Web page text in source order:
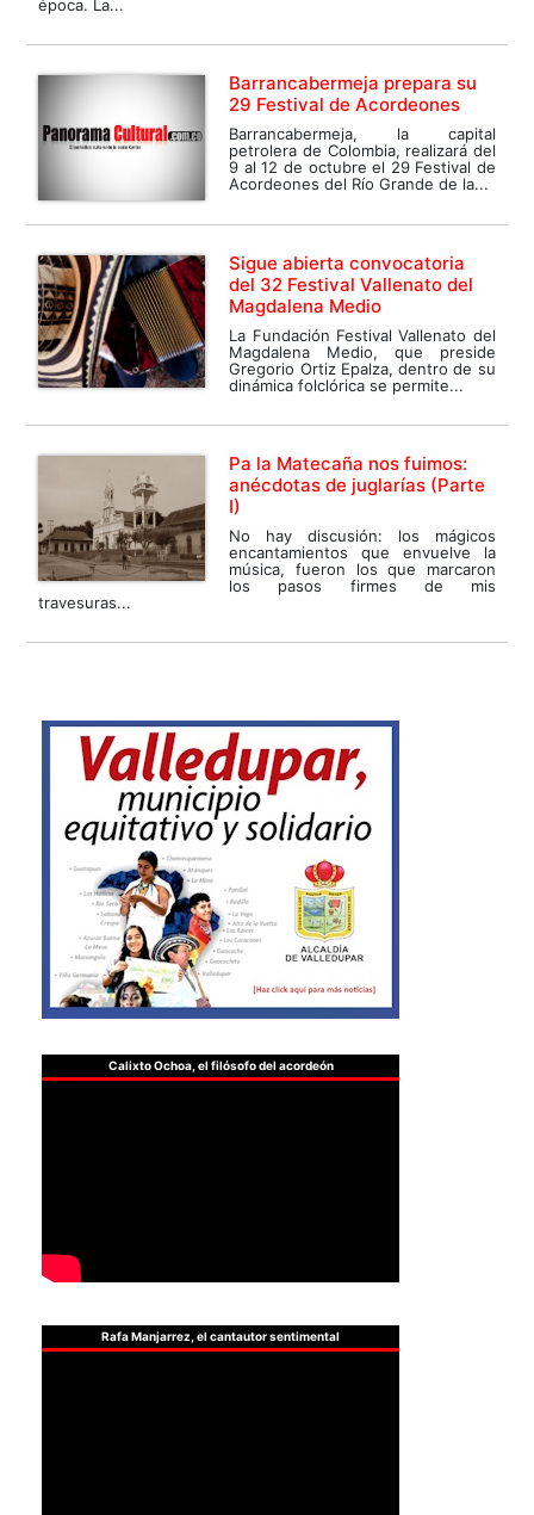
época. La...
Barrancabermeja prepara su
29 Festival de Acordeones
Barrancabermeja, la capital
petrolera de Colombia, realizará del
9 al 12 de octubre el 29 Festival de
Acordeones del Río Grande de la...
Sigue abierta convocatoria
del 32 Festival Vallenato del
Magdalena Medio
La Fundación Festival Vallenato del
Magdalena Medio, que preside
Gregorio Ortiz Epalza, dentro de su
dinámica folclórica se permite...
Pa la Matecaña nos fuimos:
anécdotas de juglarías (Parte
I)
No hay discusión: los mágicos
encantamientos que envuelve la
música, fueron los que marcaron
los pasos firmes de mis
travesuras...
Calixto Ochoa, el filósofo del acordeón
Rafa Manjarrez, el cantautor sentimental